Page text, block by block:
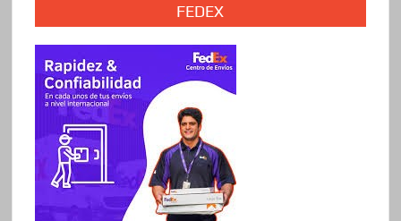
FEDEX